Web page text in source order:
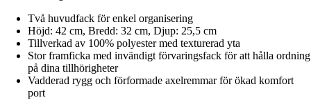
Två huvudfack för enkel organisering
Höjd: 42 cm, Bredd: 32 cm, Djup: 25,5 cm
Tillverkad av 100% polyester med texturerad yta
Stor framficka med invändigt förvaringsfack för att hålla ordning
på dina tillhörigheter
Vadderad rygg och förformade axelremmar för ökad komfort
port